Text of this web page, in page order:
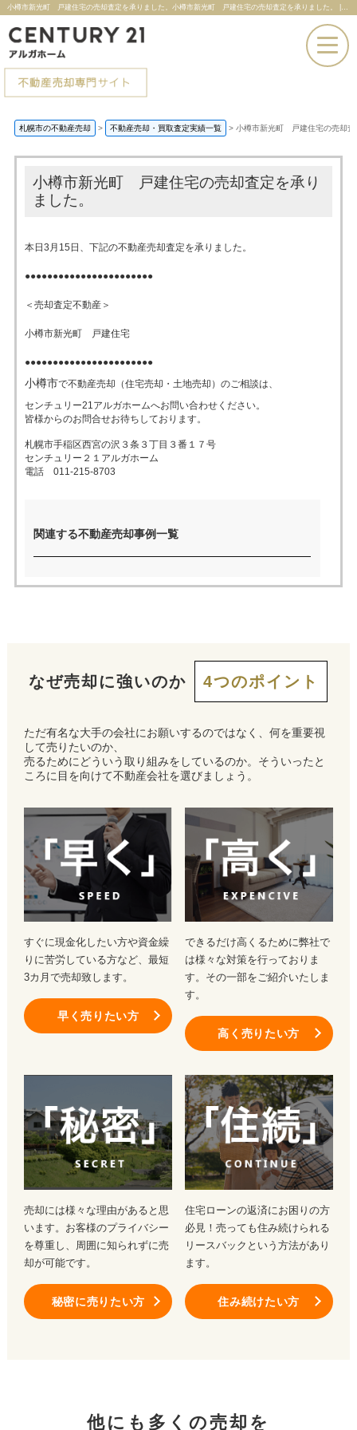
小樽市新光町 戸建住宅の売却査定を承りました。小樽市新光町 戸建住宅の売却査定を承りました。 |札幌市の不動産売却ならセンチュリー21アルガホーム
早く
売りたい
高く
売りたい
秘密に
来店予約
札幌市の不動産売却 > 不動産売却・買取査定実績一覧 > 小樽市新光町 戸建住宅の売却査
小樽市新光町 戸建住宅の売却査定を承り
ました。
本日3月15日、下記の不動産売却査定を承りました。
●●●●●●●●●●●●●●●●●●●●●●●
＜売却査定不動産＞
小樽市新光町 戸建住宅
●●●●●●●●●●●●●●●●●●●●●●●
小樽市で不動産売却（住宅売却・土地売却）のご相談は、
センチュリー21アルガホームへお問い合わせください。
皆様からのお問合せお待ちしております。
札幌市手稲区西宮の沢３条３丁目３番１７号
センチュリー２１アルガホーム
電話 011-215-8703
関連する不動産売却事例一覧
なぜ売却に強いのか 4つのポイント
ただ有名な大手の会社にお願いするのではなく、何を重要視
して売りたいのか、
売るためにどういう取り組みをしているのか。そういったと
ころに目を向けて不動産会社を選びましょう。
すぐに現金化したい方や資金繰
りに苦労している方など、最短
3カ月で売却致します。
早く売りたい方
できるだけ高くるために弊社で
は様々な対策を行っておりま
す。その一部をご紹介いたしま
す。
高く売りたい方
売却には様々な理由があると思
います。お客様のプライバシー
を尊重し、周囲に知られずに売
却が可能です。
秘密に売りたい方
住宅ローンの返済にお困りの方
必見！売っても住み続けられる
リースバックという方法があり
ます。
住み続けたい方
他にも多くの売却を